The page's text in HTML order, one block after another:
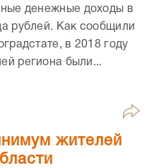
денежные доходы в
рублей. Как сообщили
в 2018 году
региона были...
жителей